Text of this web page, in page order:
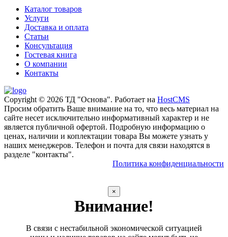
Каталог товаров
Услуги
Доставка и оплата
Статьи
Консультация
Гостевая книга
О компании
Контакты
Copyright © 2026 ТД "Основа". Работает на HostCMS
Просим обратить Ваше внимание на то, что весь материал на
сайте несет исключительно информативный характер и не
является публичной офертой. Подробную информацию о
ценах, наличии и коплектации товара Вы можете узнать у
наших менеджеров. Телефон и почта для связи находятся в
разделе "контакты".
Политика конфиденциальности
×
Внимание!
В связи с нестабильной экономической ситуацией